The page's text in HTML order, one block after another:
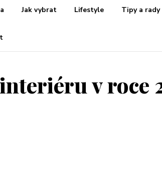
Jak vybrat Lifestyle Tipy a rady
v roce